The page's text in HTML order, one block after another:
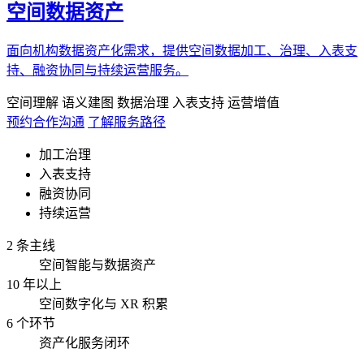
空间数据资产
面向机构数据资产化需求，提供空间数据加工、治理、入表支
持、融资协同与持续运营服务。
空间理解 语义建图 数据治理 入表支持 运营增值
预约合作沟通 了解服务路径
加工治理
入表支持
融资协同
持续运营
2 条主线
空间智能与数据资产
10 年以上
空间数字化与 XR 积累
6 个环节
资产化服务闭环